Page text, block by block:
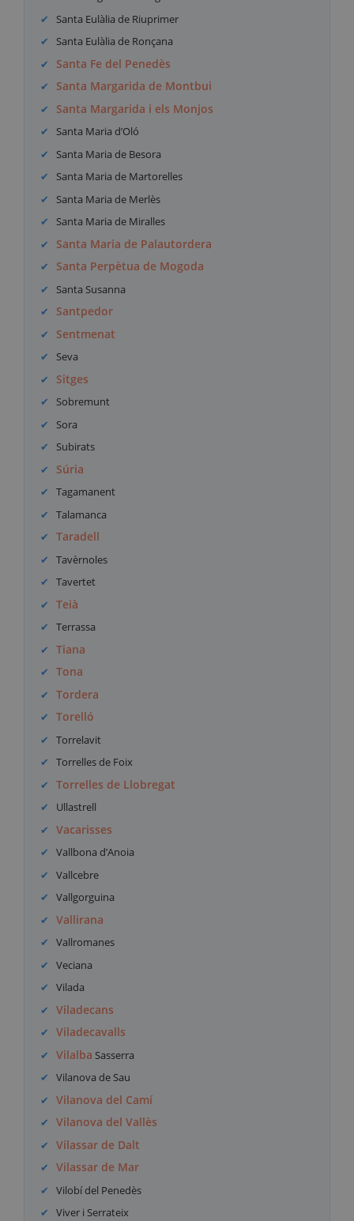
Santa Eulàlia de Riuprimer
Santa Eulàlia de Ronçana
Santa Fe del Penedès
Santa Margarida de Montbui
Santa Margarida i els Monjos
Santa Maria d’Oló
Santa Maria de Besora
Santa Maria de Martorelles
Santa Maria de Merlès
Santa Maria de Miralles
Santa Maria de Palautordera
Santa Perpètua de Mogoda
Santa Susanna
Santpedor
Sentmenat
Seva
Sitges
Sobremunt
Sora
Subirats
Súria
Tagamanent
Talamanca
Taradell
Tavèrnoles
Tavertet
Teià
Terrassa
Tiana
Tona
Tordera
Torelló
Torrelavit
Torrelles de Foix
Torrelles de Llobregat
Ullastrell
Vacarisses
Vallbona d’Anoia
Vallcebre
Vallgorguina
Vallirana
Vallromanes
Veciana
Vilada
Viladecans
Viladecavalls
Vilalba Sasserra
Vilanova de Sau
Vilanova del Camí
Vilanova del Vallès
Vilassar de Dalt
Vilassar de Mar
Vilobí del Penedès
Viver i Serrateix